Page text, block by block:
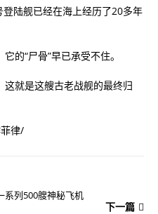
登陆舰已经在海上经历了20多年
的“尸骨”早已承受不住。
就是这艘古老战舰的最终归
律/
系列500艘神秘飞机
下一篇